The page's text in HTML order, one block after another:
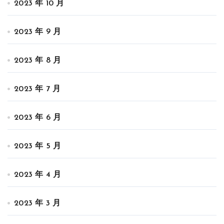
2023 年 10 月
2023 年 9 月
2023 年 8 月
2023 年 7 月
2023 年 6 月
2023 年 5 月
2023 年 4 月
2023 年 3 月